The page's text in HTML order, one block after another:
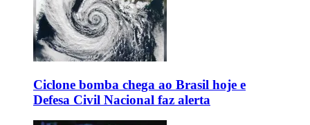
Ciclone bomba chega ao Brasil hoje e
Defesa Civil Nacional faz alerta